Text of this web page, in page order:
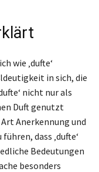
wie ‚dufte‘
in sich, die
nicht nur als
Duft genutzt
Anerkennung und
dass ‚dufte‘
Bedeutungen
besonders